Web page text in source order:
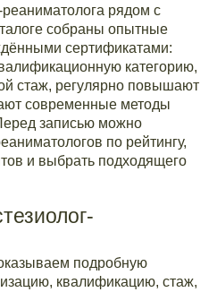
реаниматолога рядом с
собраны опытные
сертификатами:
категорию,
стаж, регулярно повышают
современные методы
записью можно
по рейтингу,
и выбрать подходящего
подробную
квалификацию, стаж,